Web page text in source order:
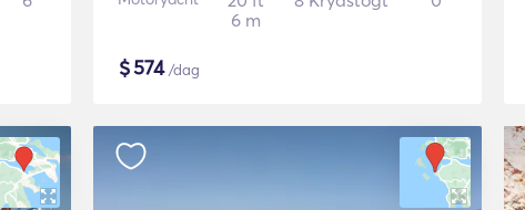
6 m
$574/dag